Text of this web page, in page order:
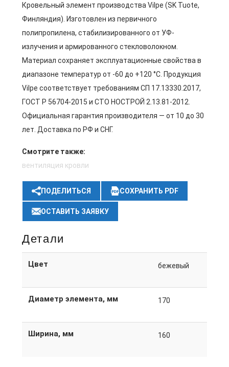
Кровельный элемент производства Vilpe (SK Tuote,
Финляндия). Изготовлен из первичного
полипропилена, стабилизированного от УФ-
излучения и армированного стекловолокном.
Материал сохраняет эксплуатационные свойства в
диапазоне температур от -60 до +120 °C. Продукция
Vilpe соответствует требованиям СП 17.13330.2017,
ГОСТ Р 56704-2015 и СТО НОСТРОЙ 2.13.81-2012.
Официальная гарантия производителя — от 10 до 30
лет. Доставка по РФ и СНГ.
Смотрите также:
вентиляция кровли
ПОДЕЛИТЬСЯ СОХРАНИТЬ PDF
ОСТАВИТЬ ЗАЯВКУ
Детали
Цвет бежевый
Диаметр элемента, мм 170
Ширина, мм 160